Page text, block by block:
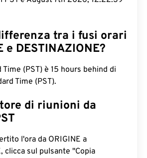
tra i fusi orari
e DESTINAZIONE?
Time (PST) è 15 hours behind di
Time (PST).
di riunioni da
l'ora da ORIGINE a
clicca sul pulsante "Copia